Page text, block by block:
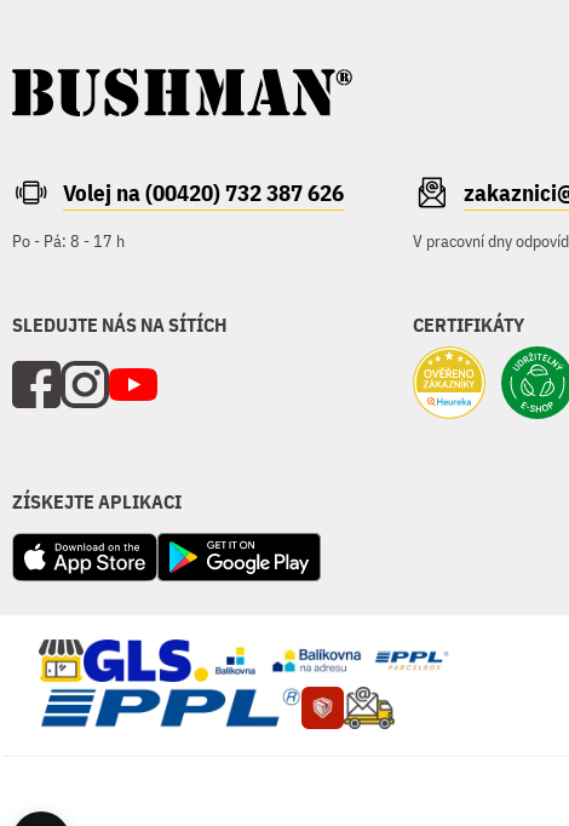
Volej na (00420) 732 387 626
Po - Pá: 8 - 17 h V pracovní dny
SLEDUJTE NÁS NA SÍTÍCH CERTIFIKÁTY
ZÍSKEJTE APLIKACI